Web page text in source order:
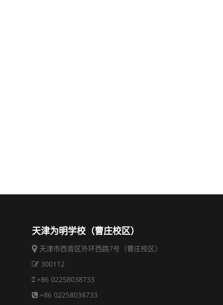
天津为明学校（曹庄校区）
天津市西青区外环西路7号（曹庄校区）
300112
+86 02258038733
+86 02258038733